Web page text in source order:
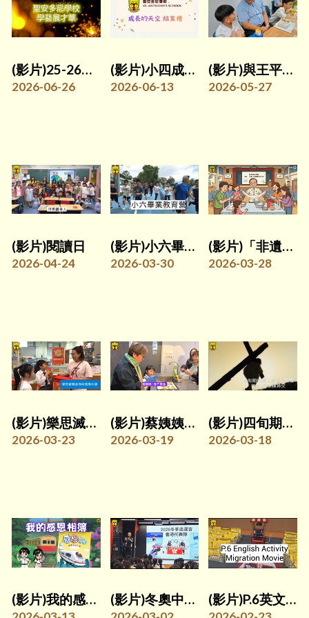
(影片)25-26學藝展才華
2026-06-26
(影片)小四成長的天空計劃活動回顧
2026-06-13
(影片)與王平輝神父午膳
2026-05-27
(影片)閱讀日
2026-04-24
(影片)小六畢業教育營
2026-03-30
(影片)「非遺」龍鬚糖製作家長工作坊
2026-03-28
(影片)樂思滅貧利是收集大行動
2026-03-23
(影片)蔡姨姨親子悅讀會
2026-03-19
(影片)四旬期的歷史演進和意義(校牧-黃家輝神父)
2026-03-18
(影片)我的感恩相簿 (影片)冬奧中國香港代表隊郭子峰(校友)分享 (影片)P.6英文科電影欣賞活動